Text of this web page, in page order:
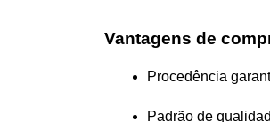
Vantagens de
Procedência
Padrão de